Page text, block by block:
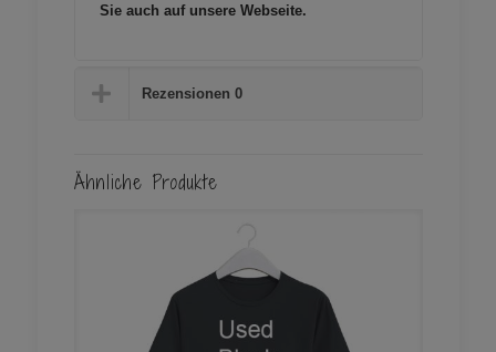
Sie auch auf unsereWebseite.
Rezensionen 0
Ähnliche Produkte